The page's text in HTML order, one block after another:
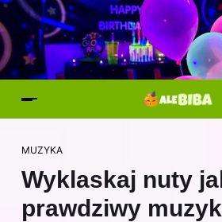
MUZYKA
Wyklaskaj nuty
prawdziwy